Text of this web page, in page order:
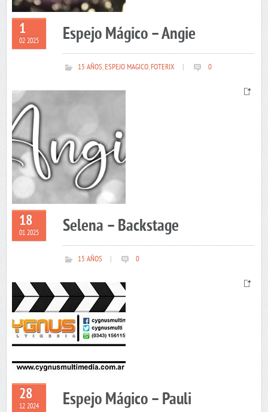
1
02 2025 Espejo Mágico – Angie
15 AÑOS,ESPEJO MAGICO,FOTERIX 0
18
01 2025 Selena – Backstage
15 AÑOS 0
28
12 2024 Espejo Mágico – Pauli